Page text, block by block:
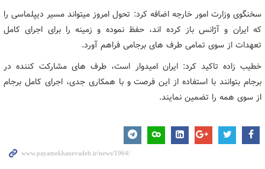
سخنگوی وزارت امور خارجه اضافه کرد: تحول امروز میتواند مسیر دیپلماسی را
که ایران و آژانس باز کرده اند، حفظ نموده و زمینه را برای اجرای کامل
تعهدات از سوی تمامی طرف های برجامی فراهم آورد.
خطیب زاده تاکید کرد: ایران امیدوار است، طرف های مشارکت کننده در
برجام بتوانند با استفاده از این فرصت و با همکاری جدی، اجرای کامل برجام
از سوی همه را تضمین نمایند.